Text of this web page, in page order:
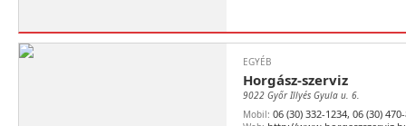
EGYÉB
Horgász-szerviz
9022 Győr Illyés Gyula u. 6.
Mobil: 06 (30) 332-1234, 06 (30)